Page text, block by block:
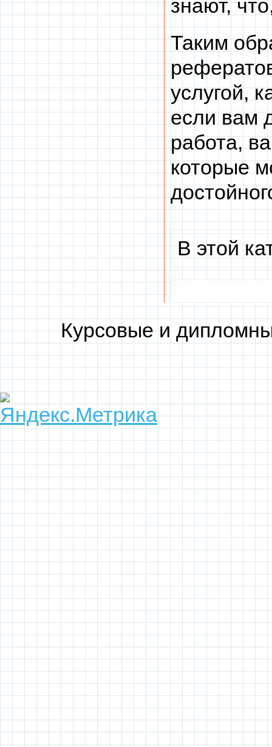
знают,
Таким
услугой,
если вам
работа,
которые
В этой
Курсовые и